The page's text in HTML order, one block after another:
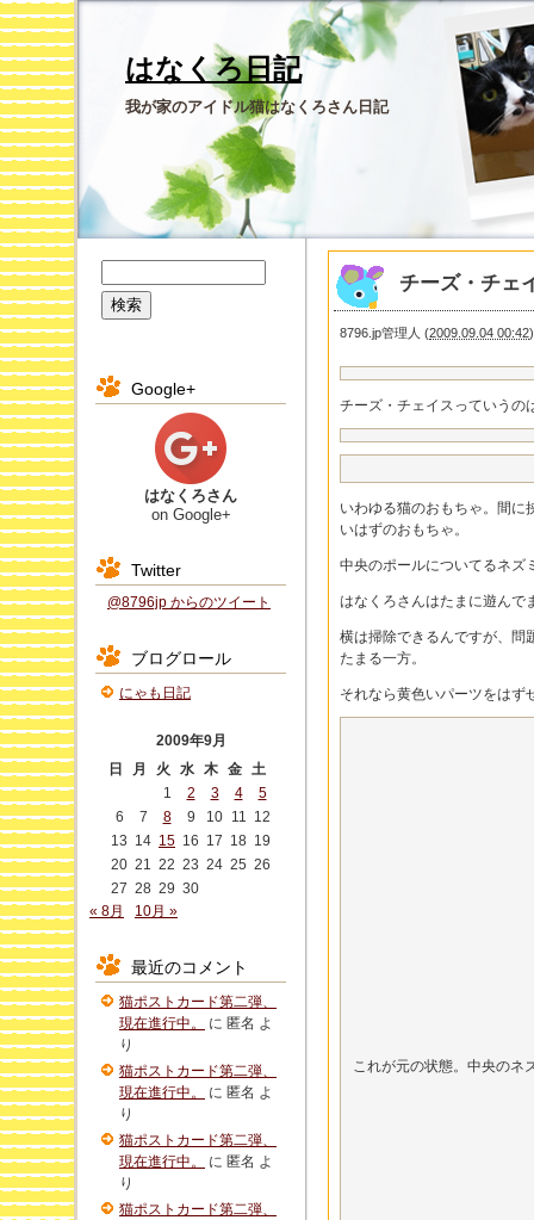
はなくろ日記
我が家のアイドル猫はなくろさん日記
チーズ・チェ
8796.jp管理人 (2009.09.04 00:42
チーズ・チェイスっていうの
いわゆる猫のおもちゃ。間に
いはずのおもちゃ。
中央のポールについてるネズ
はなくろさんはたまに遊んで
横は掃除できるんですが、問
たまる一方。
それなら黄色いパーツをはず
これが元の状態。中央のネ
Google+
はなくろさん
on Google+
Twitter
@8796jp からのツイート
ブログロール
にゃも日記
2009年9月
日
月 火 水 木 金 土
1
2 3 4
5
6
7 8 9 10 11 12
13 14 15 16 17 18 19
20 21 22 23 24 25 26
27 28 29 30
« 8月
10月 »
最近のコメント
猫ポストカード第二弾、
現在進行中。
に 匿名 よ
り
猫ポストカード第二弾、
現在進行中。
に 匿名 よ
り
猫ポストカード第二弾、
現在進行中。
に 匿名 よ
り
猫ポストカード第二弾、